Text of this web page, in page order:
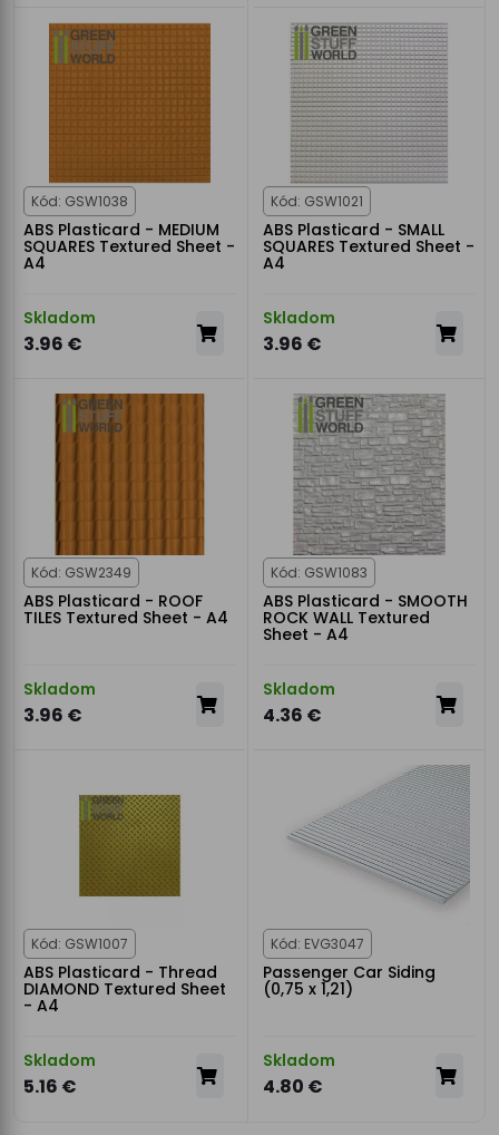
Kód: GSW1038
ABS Plasticard - MEDIUM
SQUARES Textured Sheet -
A4
Skladom
3.96 €
Kód: GSW1021
ABS Plasticard - SMALL
SQUARES Textured Sheet -
A4
Skladom
3.96 €
Kód: GSW2349
ABS Plasticard - ROOF
TILES Textured Sheet - A4
Skladom
3.96 €
Kód: GSW1083
ABS Plasticard - SMOOTH
ROCK WALL Textured
Sheet - A4
Skladom
4.36 €
Kód: GSW1007
ABS Plasticard - Thread
DIAMOND Textured Sheet
- A4
Skladom
5.16 €
Kód: EVG3047
Passenger Car Siding
(0,75 x 1,21)
Skladom
4.80 €